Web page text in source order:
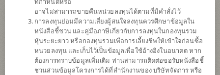
อาจไม่สามารถขายคืนหน่วยลงทุนได้ตามที่มีคำสั่งไว้
การลงทุนย่อมมีความเสี่ยงผู้สนใจลงทุนควรศึกษาข้อมูลใน
หนังสือชี้ชวน และคู่มือภาษีเกี่ยวกับการลงทุนในกองทุนรวม
หุ้นระยะยาว หรือกองทุนรวมเพื่อการเลี้ยงชีพให้เข้าใจก่อนซื้อ
หน่วยลงทุน และเก็บไว้เป็นข้อมูลเพื่อใช้อ้างอิงในอนาคต หาก
ต้องการทราบข้อมูลเพิ่มเติม ท่านสามารถติดต่อขอรับหนังสือชี้
ชวนส่วนข้อมูลโครงการได้ที่สำนักงานของ บริษัทจัดการ หรือ